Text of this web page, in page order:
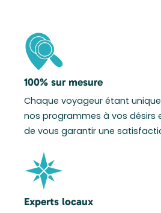
100% sur mesure
Chaque voyageur étant
nos programmes à vos désirs
de vous garantir une
Experts locaux